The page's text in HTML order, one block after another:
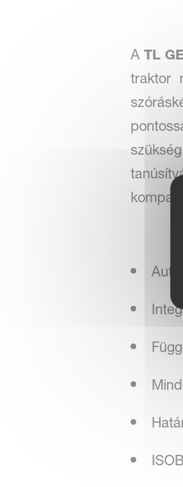
ATL
traktor